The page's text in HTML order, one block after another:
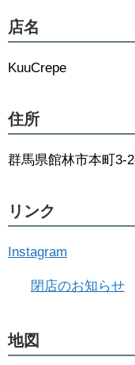
店名
KuuCrepe
住所
群馬県館林市本町3-
リンク
Instagram
閉店のお知らせ
地図